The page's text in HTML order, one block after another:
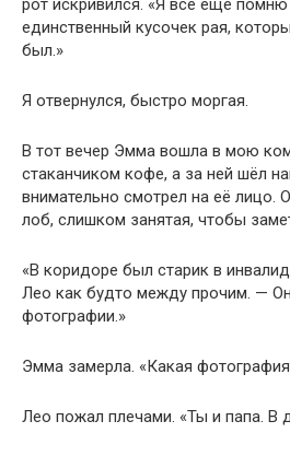
рот искривился. «Я всё ещё
единственный кусочек рая,
был.»
Я отвернулся, быстро моргая.
В тот вечер Эмма вошла в мою
стаканчиком кофе, а за ней шёл
внимательно смотрел на её лицо.
лоб, слишком занятая, чтобы
«В коридоре был старик в
Лео как будто между прочим. —
фотографии.»
Эмма замерла. «Какая
Лео пожал плечами. «Ты и папа. В